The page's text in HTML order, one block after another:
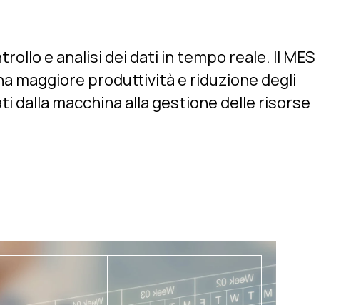
e analisi dei dati in tempo reale. Il MES
maggiore produttività e riduzione degli
dalla macchina alla gestione delle risorse